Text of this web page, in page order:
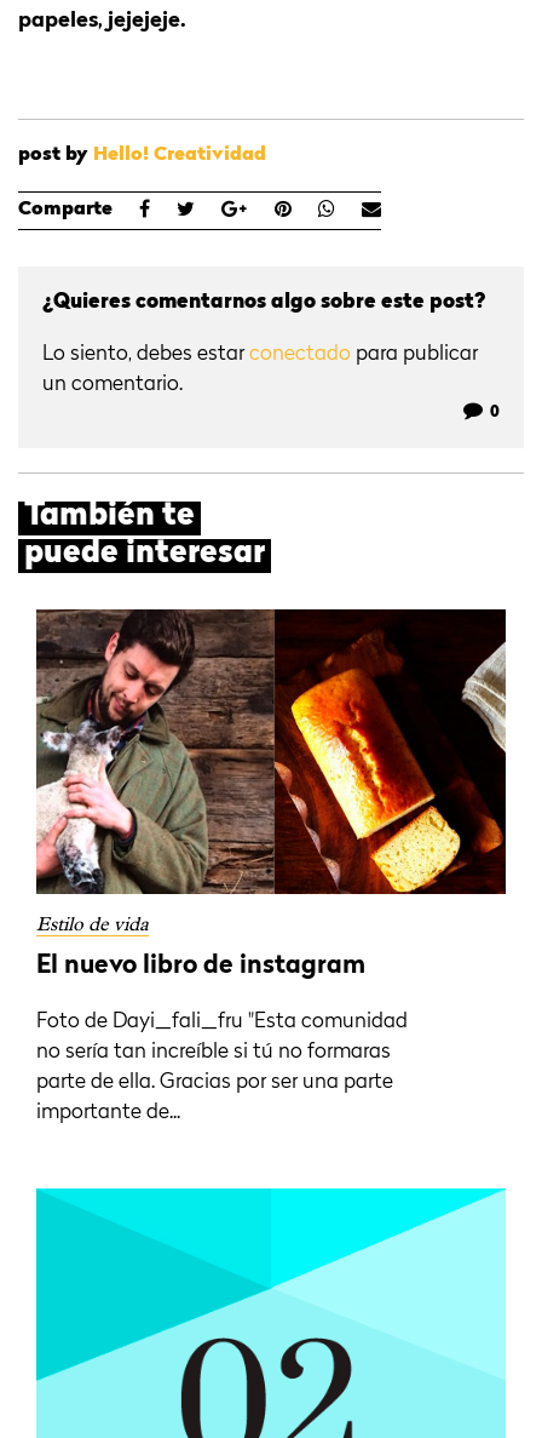
papeles, jejejeje.
post by Hello! Creatividad
Comparte
¿Quieres comentarnos algo sobre este post?
Lo siento, debes estarconectado para publicar
un comentario.
0
También te
puede interesar
Estilo de vida
El nuevo libro de instagram
Foto de Dayi_fali_fru "Esta comunidad
no sería tan increíble si tú no formaras
parte de ella. Gracias por ser una parte
importante de...